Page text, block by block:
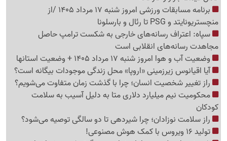
برنامه مسابقات ورزشی امروز شنبه 17 مرداد 1405 /از
منچستریونایتد و PSG تا رئال و بارسلونا
سپاه: اعتراف رسانه‌های خارجی به شکست ترامپ حاصل
مجاهدت رسانه‌های انقلابی است
وضعیت آب و هوا امروز شنبه 17 مرداد 1405 + وضعیت استانها
آیا اقیانوس زیرزمینی «اروپا» محل زندگی موجودات بیگانه است؟
راز تغییر شخصیت انسان؛ چرا با گذشت زمان متفاوت می‌شویم؟
محکومیت نیم میلیارد دلاری متا به دلیل آسیب به سلامت
کودکان
راز سلامت نوزادان؛ چرا شیردهی تا دو سالگی توصیه می‌شود؟
تولید 16 ویروس با کمک هوش مصنوعی!